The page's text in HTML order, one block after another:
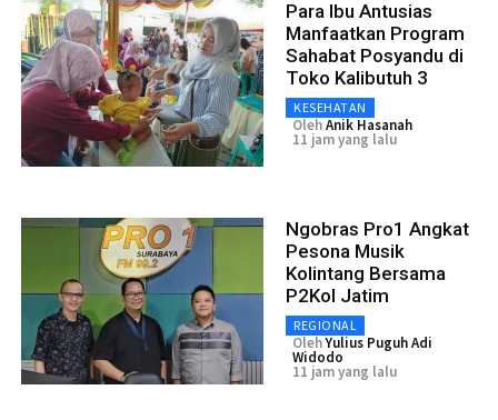
Para Ibu Antusias
Manfaatkan Program
Sahabat Posyandu di
Toko Kalibutuh 3
KESEHATAN
OlehAnik Hasanah
11 jam yang lalu
Ngobras Pro1 Angkat
Pesona Musik
Kolintang Bersama
P2Kol Jatim
REGIONAL
OlehYulius Puguh Adi
Widodo
11 jam yang lalu